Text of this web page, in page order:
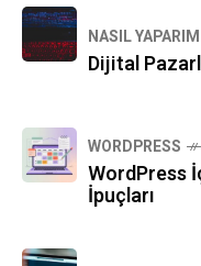
NASIL
Dijital
WORDPRESS
WordPress
İpuçları